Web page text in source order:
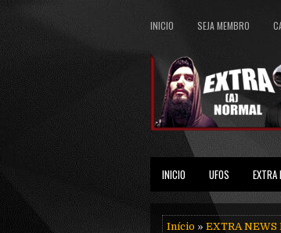
INICIO SEJA MEMBRO
INICIO UFOS EXTRA
Início » EXTRA NEWS